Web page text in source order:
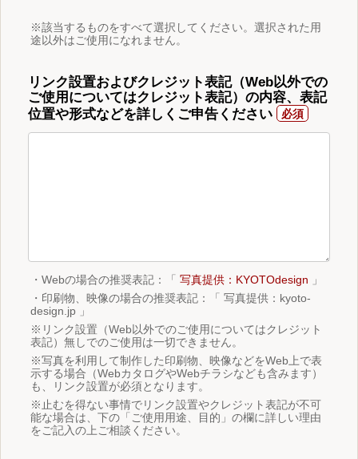
※該当するものをすべて選択してください。選択された用
途以外はご使用になれません。
リンク設置およびクレジット表記（Web以外での
ご使用についてはクレジット表記）の内容、表記
位置や形式などを詳しくご申告ください
・Webの場合の推奨表記：「 写真提供：KYOTOdesign 」
・印刷物、映像の場合の推奨表記：「 写真提供：kyoto-
design.jp 」
※リンク設置（Web以外でのご使用についてはクレジット
表記）無しでのご使用は一切できません。
※写真を利用して制作した印刷物、映像などをWeb上で表
示する場合（WebカタログやWebチラシなども含みます）
も、リンク設置が必須となります。
※止むを得ない事情でリンク設置やクレジット表記が不可
能な場合は、下の「ご使用用途、目的」の欄に詳しい理由
をご記入の上ご相談ください。